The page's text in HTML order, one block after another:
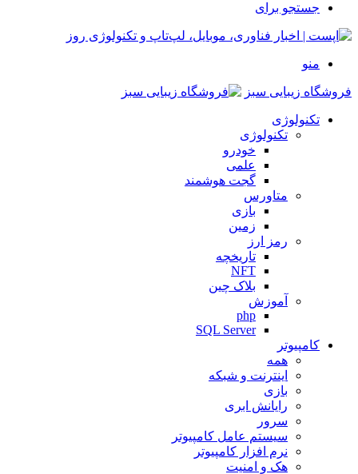
جستجو برای
منو
فروشگاه زیبایی سبز
تکنولوژی
تکنولوژی
خودرو
علمی
گجت هوشمند
متاورس
بازی
زمین
رمز ارز
تاریخچه
NFT
بلاک چین
آموزش
php
SQL Server
کامپیوتر
همه
اینترنت و شبکه
بازی
رایانش ابری
سرور
سیستم عامل کامپیوتر
نرم افزار کامپیوتر
هک و امنیت